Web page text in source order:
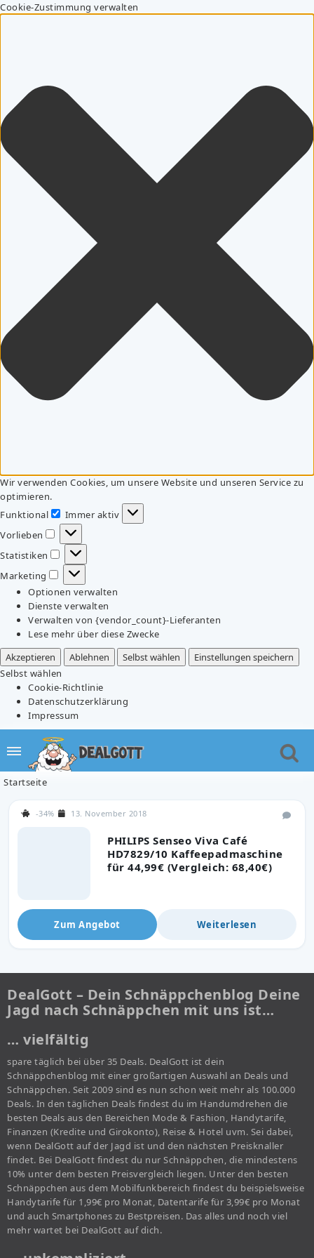
Cookie-Zustimmung verwalten
Wir verwenden Cookies, um unsere Website und unseren Service zu
optimieren.
Funktional
Funktional
Immer aktiv
Vorlieben
Vorlieben
Statistiken
Statistiken
Marketing
Marketing
Optionen verwalten
Dienste verwalten
Verwalten von {vendor_count}-Lieferanten
Lese mehr über diese Zwecke
Akzeptieren
Ablehnen Selbst wählen
Einstellungen speichern
Selbst wählen
Cookie-Richtlinie
Datenschutzerklärung
Impressum
Startseite
PHILIPS Senseo Viva Café
HD7829/10 Kaffeepadmaschine
für 44,99€ (Vergleich: 68,40€)
-34% 13. November 2018
Zum Angebot Weiterlesen
DealGott – Dein Schnäppchenblog Deine
Jagd nach Schnäppchen mit uns ist…
… vielfältig
spare täglich bei über 35 Deals. DealGott ist dein
Schnäppchenblog mit einer großartigen Auswahl an Deals und
Schnäppchen. Seit 2009 sind es nun schon weit mehr als 100.000
Deals. In den täglichen Deals findest du im Handumdrehen die
besten Deals aus den Bereichen Mode & Fashion, Handytarife,
Finanzen (Kredite und Girokonto), Reise & Hotel uvm. Sei dabei,
wenn DealGott auf der Jagd ist und den nächsten Preisknaller
findet. Bei DealGott findest du nur Schnäppchen, die mindestens
10% unter dem besten Preisvergleich liegen. Unter den besten
Schnäppchen aus dem Mobilfunkbereich findest du beispielsweise
Handytarife für 1,99€ pro Monat, Datentarife für 3,99€ pro Monat
und auch Smartphones zu Bestpreisen. Das alles und noch viel
mehr wartet bei DealGott auf dich.